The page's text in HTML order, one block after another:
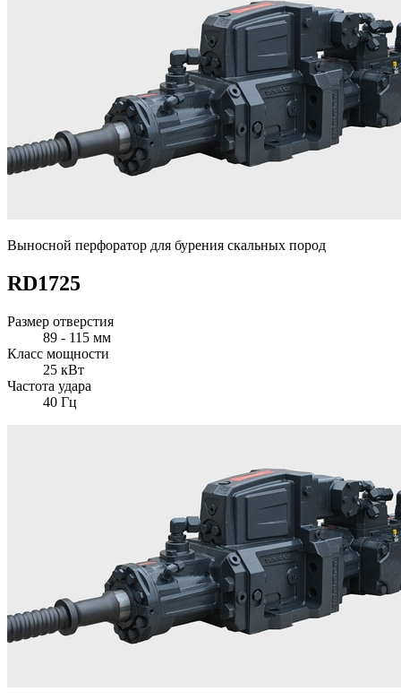
Выносной перфоратор для бурения скальных пород
RD1725
Размер отверстия
89 - 115 мм
Класс мощности
25 кВт
Частота удара
40 Гц